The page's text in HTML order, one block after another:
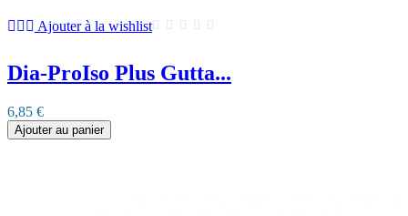
Ajouter à la wishlist
Dia-ProIso Plus Gutta...
6,85 €
Ajouter au panier